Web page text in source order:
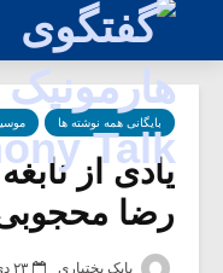
بایگانی همه نوشته ها
یادی از
رضا محجوبی
بابک بختیاری ۲۳ دی ۱۴۰۲